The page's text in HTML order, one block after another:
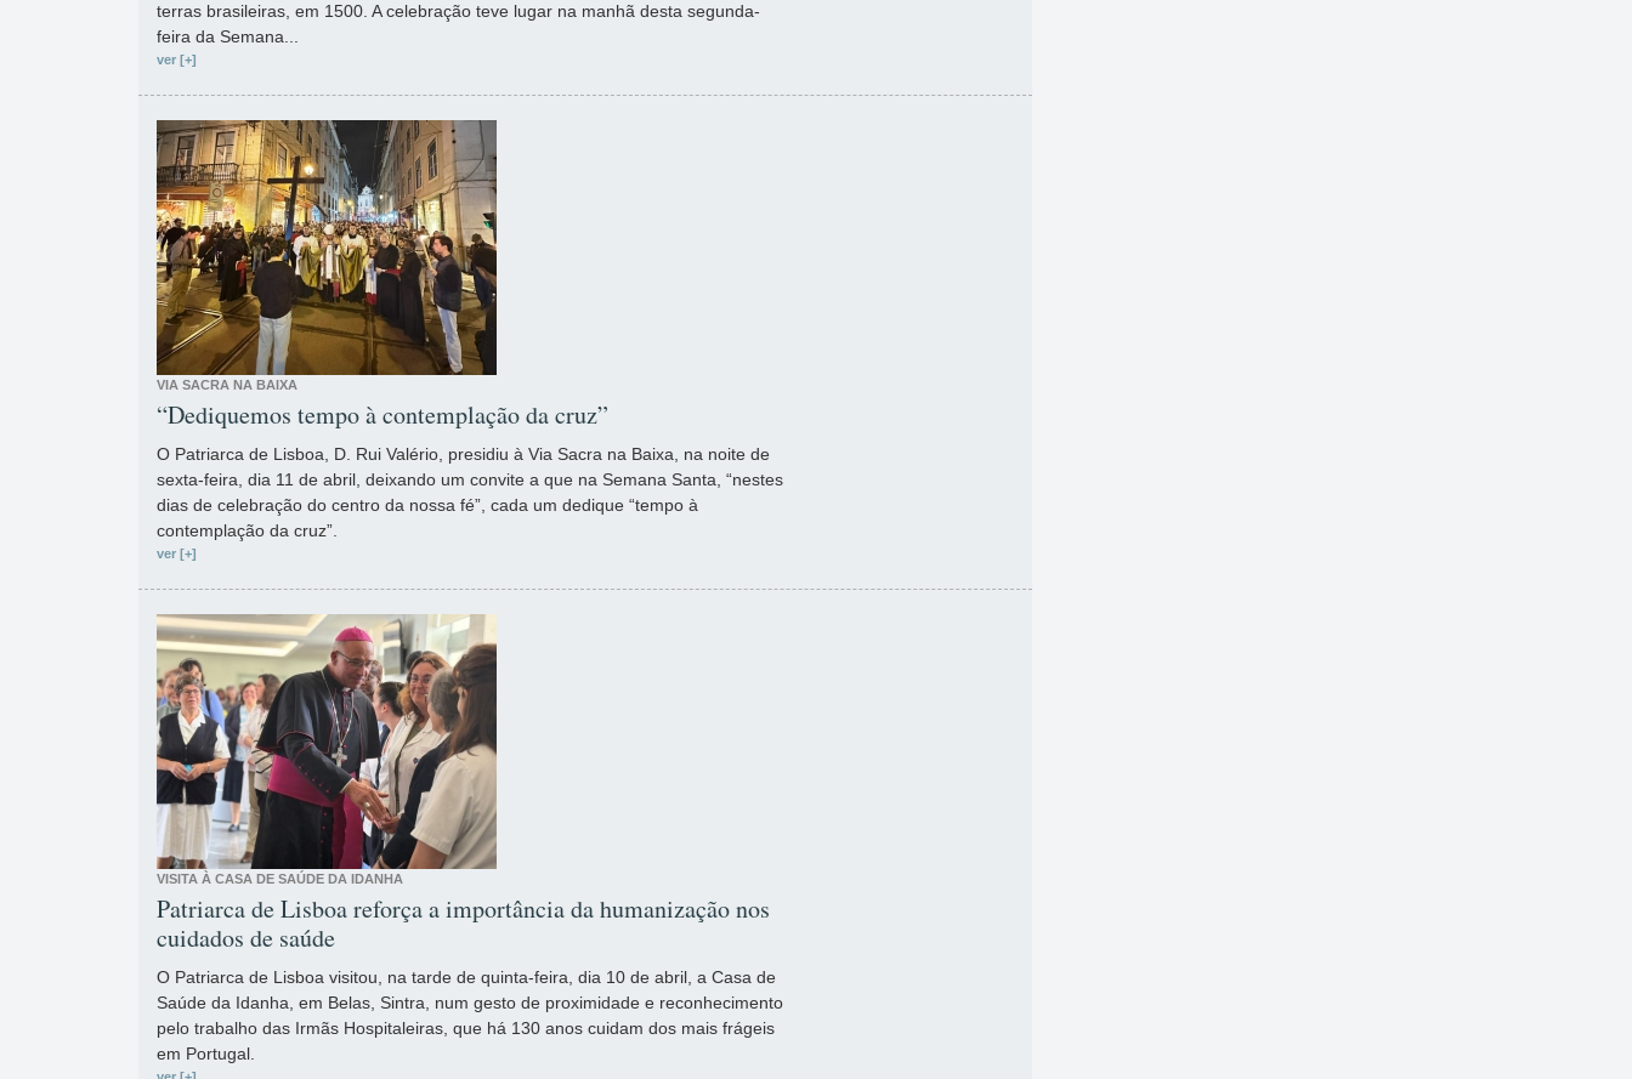
terras brasileiras, em 1500. A celebração teve lugar na manhã desta segunda-
feira da Semana...
ver [+]
VIA SACRA NA BAIXA
“Dediquemos tempo à contemplação da cruz”
O Patriarca de Lisboa, D. Rui Valério, presidiu à Via Sacra na Baixa, na noite de
sexta-feira, dia 11 de abril, deixando um convite a que na Semana Santa, “nestes
dias de celebração do centro da nossa fé”, cada um dedique “tempo à
contemplação da cruz”.
ver [+]
VISITA À CASA DE SAÚDE DA IDANHA
Patriarca de Lisboa reforça a importância da humanização nos
cuidados de saúde
O Patriarca de Lisboa visitou, na tarde de quinta-feira, dia 10 de abril, a Casa de
Saúde da Idanha, em Belas, Sintra, num gesto de proximidade e reconhecimento
pelo trabalho das Irmãs Hospitaleiras, que há 130 anos cuidam dos mais frágeis
em Portugal.